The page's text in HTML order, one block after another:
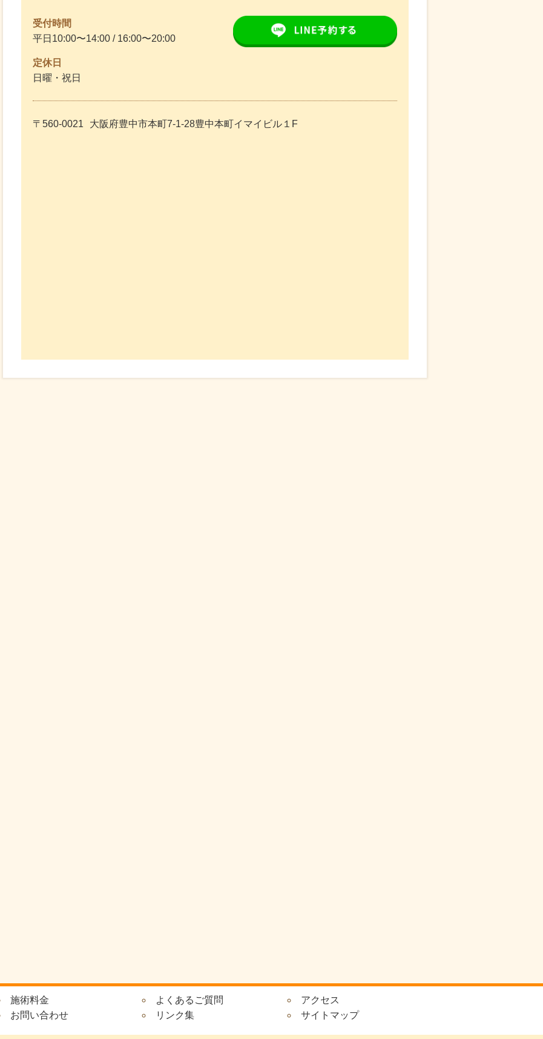
受付時間
平日10:00〜14:00 / 16:00〜20:00
定休日
日曜・祝日
〒560-0021 大阪府豊中市本町7-1-28豊中本町イマイビル１F
施術料金 よくあるご質問
アクセス
お問い合わせ リンク集 サイトマップ